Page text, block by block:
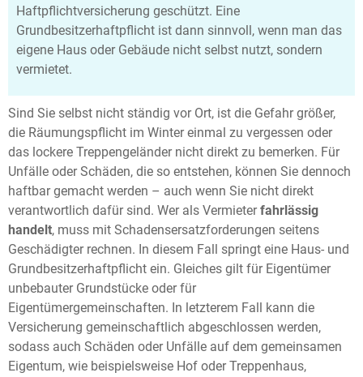
Haftpflichtversicherung geschützt. Eine
Grundbesitzerhaftpflicht ist dann sinnvoll, wenn man das
eigene Haus oder Gebäude nicht selbst nutzt, sondern
vermietet.
Sind Sie selbst nicht ständig vor Ort, ist die Gefahr größer,
die Räumungspflicht im Winter einmal zu vergessen oder
das lockere Treppengeländer nicht direkt zu bemerken. Für
Unfälle oder Schäden, die so entstehen, können Sie dennoch
haftbar gemacht werden – auch wenn Sie nicht direkt
verantwortlich dafür sind. Wer als Vermieterfahrlässig
handelt, muss mit Schadensersatzforderungen seitens
Geschädigter rechnen. In diesem Fall springt eine Haus- und
Grundbesitzerhaftpflicht ein. Gleiches gilt für Eigentümer
unbebauter Grundstücke oder für
Eigentümergemeinschaften. In letzterem Fall kann die
Versicherung gemeinschaftlich abgeschlossen werden,
sodass auch Schäden oder Unfälle auf dem gemeinsamen
Eigentum, wie beispielsweise Hof oder Treppenhaus,